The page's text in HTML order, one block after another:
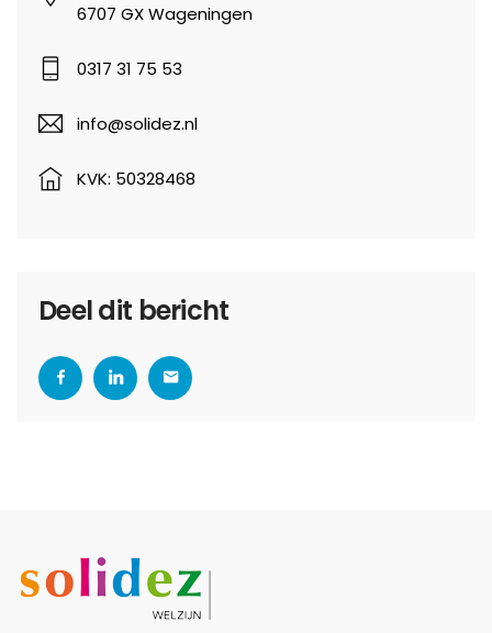
6707 GX Wageningen
0317 31 75 53
info@solidez.nl
KVK: 50328468
Deel dit bericht